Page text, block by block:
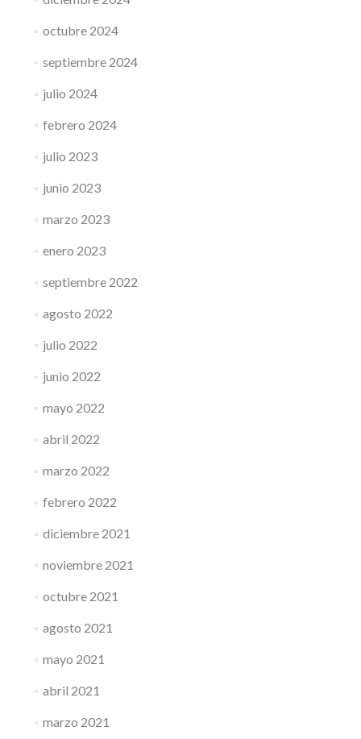
octubre 2024
septiembre 2024
julio 2024
febrero 2024
julio 2023
junio 2023
marzo 2023
enero 2023
septiembre 2022
agosto 2022
julio 2022
junio 2022
mayo 2022
abril 2022
marzo 2022
febrero 2022
diciembre 2021
noviembre 2021
octubre 2021
agosto 2021
mayo 2021
abril 2021
marzo 2021